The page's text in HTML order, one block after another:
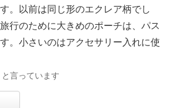
。以前は同じ形のエクレア柄でし
行のために大きめのポーチは、パス
。小さいのはアクセサリー入れに使
言っています